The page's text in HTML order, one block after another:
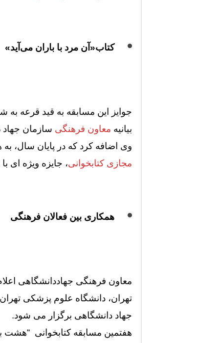
کتاب«آن مرد با باران می‌آید»
جوایز این مسابقه به قید قرعه به شرکت کنندگانی
بیانیه معاون فرهنگی سازمان جهاد
وی اضافه کرد که در پایان سال، به
مجازی کتابخوانی، جایزه ویژه ای با ۸ برگزیده‌ای اهدا خواهد شد.
همکاری بین فعالان فرهنگی
معاون فرهنگی جهاددانشگاهی
تهران، دانشگاه علوم پزشکی
جهاد دانشگاهی برگزار می شود.
هفتمین مسابقه کتابخوانی “هشت بهشت” روز جمعه ۲۴ بهمن ماه